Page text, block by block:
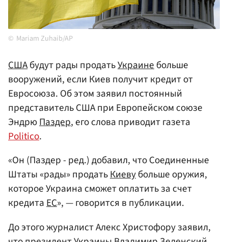
Mariam Zuhaib/AP
СШАбудут рады продатьУкраинебольше
вооружений, если Киев получит кредит от
Евросоюза. Об этом заявил постоянный
представитель США при Европейском союзе
ЭндрюПаздер, его слова приводит газета
Politico.
«Он (Паздер - ред.) добавил, что Соединенные
Штаты «рады» продатьКиевубольше оружия,
которое Украина сможет оплатить за счет
кредитаЕС», — говорится в публикации.
До этого журналист Алекс Христофору заявил,